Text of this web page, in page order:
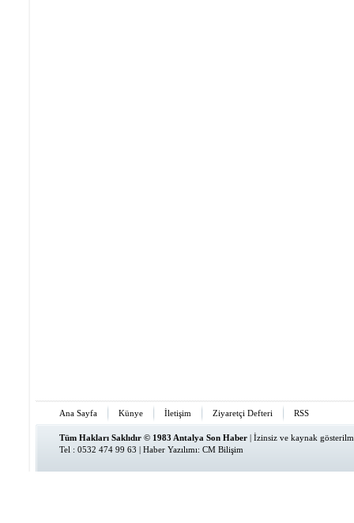
Ana Sayfa Künye İletişim Ziyaretçi Defteri RSS
Tüm Hakları Saklıdır © 1983 Antalya Son Haber | İzinsiz ve kaynak
Tel : 0532 474 99 63 | Haber Yazılımı: CM Bilişim